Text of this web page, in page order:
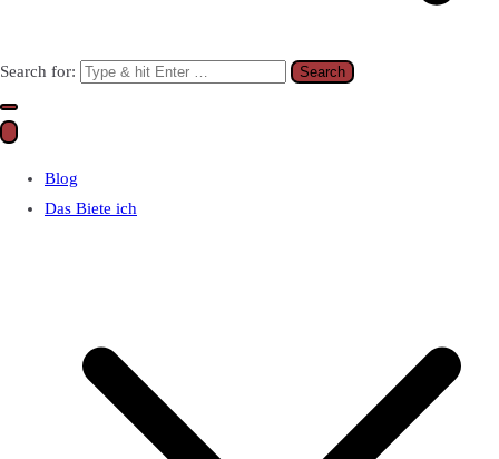
Search for:
Blog
Das Biete ich